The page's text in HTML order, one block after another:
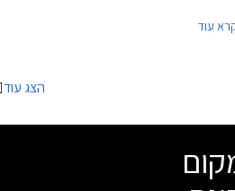
עוד
הצג עוד